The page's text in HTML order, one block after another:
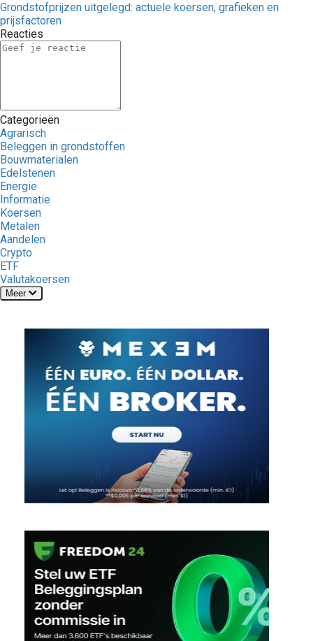
Grondstofprijzen uitgelegd: actuele koersen, grafieken en
prijsfactoren
Reacties
Categorieën
Agrarisch
Beleggen in grondstoffen
Bouwmaterialen
Edelstenen
Energie
Informatie
Koersen
Metalen
Aandelen
Crypto
ETF
Valutakoersen
Meer